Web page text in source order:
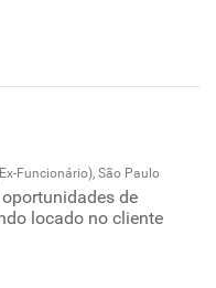
Funcionário), São Paulo
de
locado no cliente